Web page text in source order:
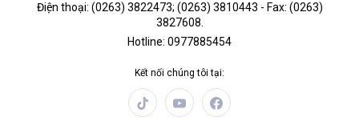
Điện thoại: (0263) 3822473; (0263) 3810443 - Fax: (0263)
3827608.
Hotline: 0977885454
Kết nối chúng tôi tại: